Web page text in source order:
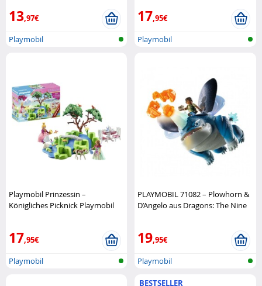
13,97€
Playmobil
17,95€
Playmobil
Playmobil Prinzessin –
Königliches Picknick Playmobil
17,95€
Playmobil
PLAYMOBIL 71082 – Plowhorn &
D’Angelo aus Dragons: The Nine
19,95€
Playmobil
BESTSELLER